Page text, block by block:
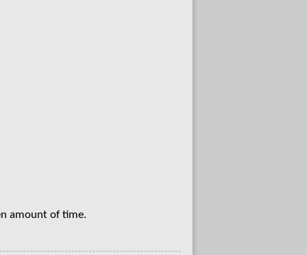
amount of time.